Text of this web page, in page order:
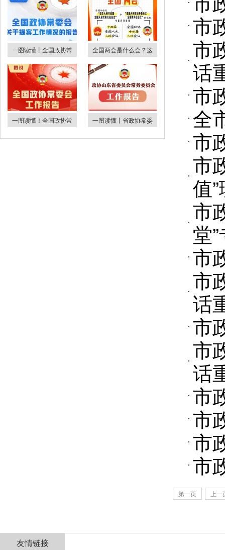
一图读懂丨全国政协常 全国两会是什么会？这
一图读懂！全国政协常 一图读懂丨省政协常委
市
市
话
市
全
市
市
值
市
堂
市
市
话
市
市
话
市
市
市
市
第一页 上一
友情链接